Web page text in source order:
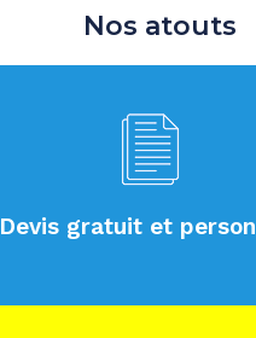
Nos atouts
Devis gratuit et